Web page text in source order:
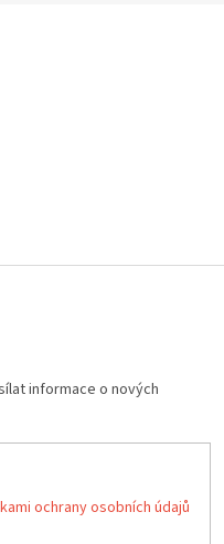
informace o nových
ochrany osobních údajů